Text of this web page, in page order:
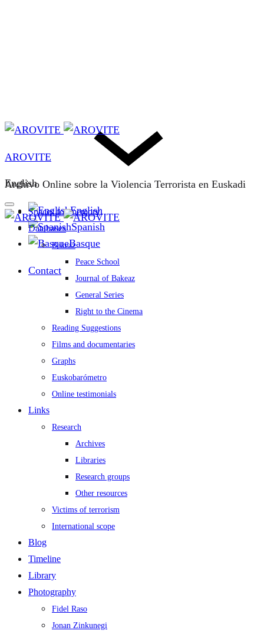
English
English
Spanish
Basque
Contact
AROVITE
Archivo Online sobre la Violencia Terrorista en Euskadi
Spaces for memory
Databases
Bakeaz
Peace School
Journal of Bakeaz
General Series
Right to the Cinema
Reading Suggestions
Films and documentaries
Graphs
Euskobarómetro
Online testimonials
Links
Research
Archives
Libraries
Research groups
Other resources
Victims of terrorism
International scope
Blog
Timeline
Library
Photography
Fidel Raso
Jonan Zinkunegi